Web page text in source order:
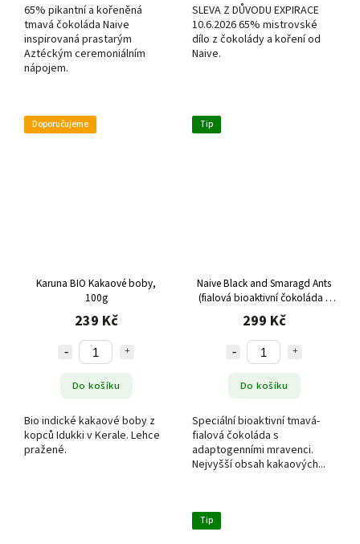
65% pikantní a kořeněná
tmavá čokoláda Naive
inspirovaná prastarým
Aztéckým ceremoniálním
nápojem.
SLEVA Z DŮVODU EXPIRACE
10.6.2026 65% mistrovské
dílo z čokolády a koření od
Naive.
Doporučujeme
Karuna BIO Kakaové boby,
100g
239 Kč
Do košíku
Bio indické kakaové boby z
kopců Idukki v Kerale. Lehce
pražené.
Tip
Naive Black and Smaragd Ants
(fialová bioaktivní čokoláda s
mravenci), 55 g
299 Kč
Do košíku
Speciální bioaktivní tmavá-
fialová čokoláda s
adaptogenními mravenci.
Nejvyšší obsah kakaových...
Tip